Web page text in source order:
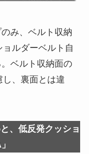
み、ベルト収納
ルダーベルト自
ベルト収納面の
、裏面とは違
、低反発クッショ